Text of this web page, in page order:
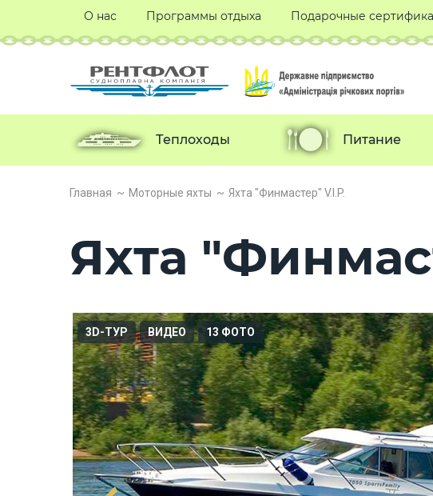
Главная Моторные яхты Яхта "Финмастер" V.I.P.
Яхта
3D-ТУР ВИДЕО 13 ФОТО
О нас Программы отдыха Подарочные
Теплоходы Питание